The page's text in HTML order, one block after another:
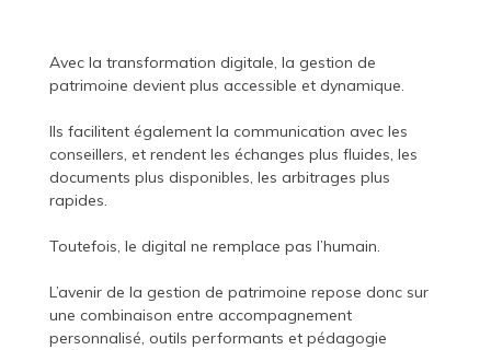
Avec la transformation digitale, la gestion de
patrimoine devient plus accessible et dynamique.
Ils facilitent également la communication avec les
conseillers, et rendent les échanges plus fluides, les
documents plus disponibles, les arbitrages plus
rapides.
Toutefois, le digital ne remplace pas l’humain.
L’avenir de la gestion de patrimoine repose donc sur
une combinaison entre accompagnement
personnalisé, outils performants et pédagogie